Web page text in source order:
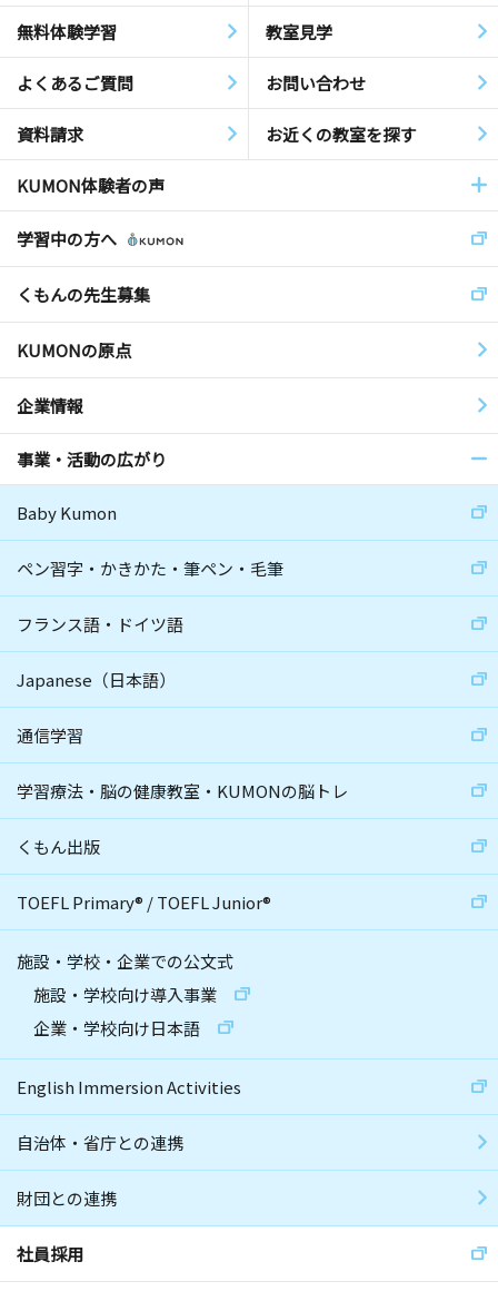
無料体験学習 教室見学
よくあるご質問 お問い合わせ
資料請求 お近くの教室を探す
KUMON体験者の声
学習中の方へ
くもんの先生募集
KUMONの原点
企業情報
事業・活動の広がり
Baby Kumon
ペン習字・かきかた・筆ペン・毛筆
フランス語・ドイツ語
Japanese（日本語）
通信学習
学習療法・脳の健康教室・KUMONの脳トレ
くもん出版
TOEFL Primary® /TOEFL Junior®
施設・学校・企業での公文式
施設・学校向け導入事業
企業・学校向け日本語
English Immersion Activities
自治体・省庁との連携
財団との連携
社員採用